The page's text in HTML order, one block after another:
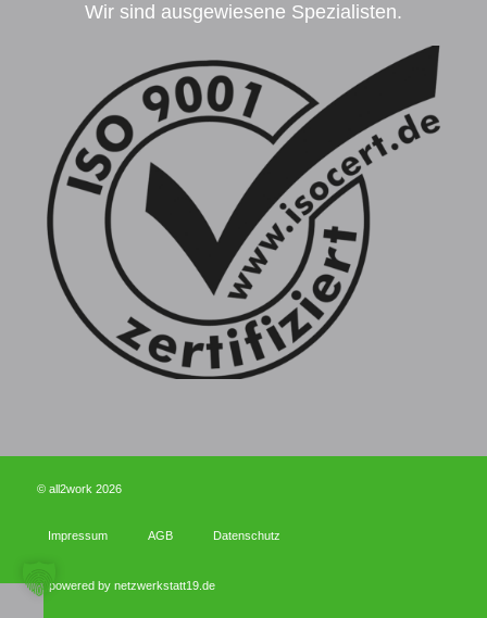
Wir sind ausgewiesene Spezialisten.
© all2work 2026
Impressum AGB Datenschutz
powered by netzwerkstatt19.de